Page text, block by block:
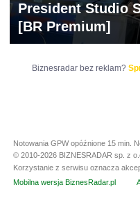
President Studio
[BR Premium]
Biznesradar bez reklam?
Notowania GPW opóźnione 15 min.
© 2010-2026 BIZNESRADAR sp. z
Korzystanie z serwisu oznacza
Mobilna wersja BiznesRadar.pl